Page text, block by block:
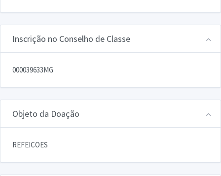
Inscrição no Conselho de Classe
000039633MG
Objeto da Doação
REFEICOES